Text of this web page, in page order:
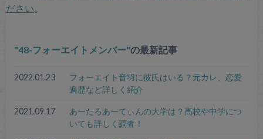
ださい
48-フォーエイトメンバー の最新記事
2022.01.23
フォーエイト音羽に彼氏はいる？元カレ、恋愛
遍歴など詳しく紹介
2021.09.17
あーたろあーてぃんの大学は？高校や中学につ
いても詳しく調査！